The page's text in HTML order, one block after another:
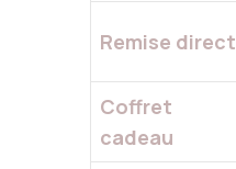
Remise
Coffret
cadeau